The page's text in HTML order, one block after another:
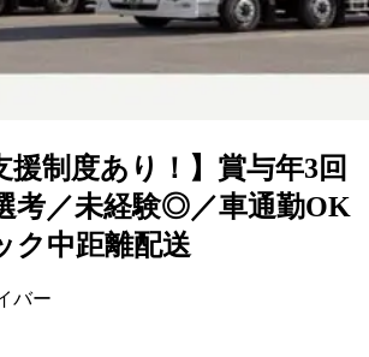
援制度あり！】賞与年3回
考／未経験◎／車通勤OK
ク中距離配送
バー